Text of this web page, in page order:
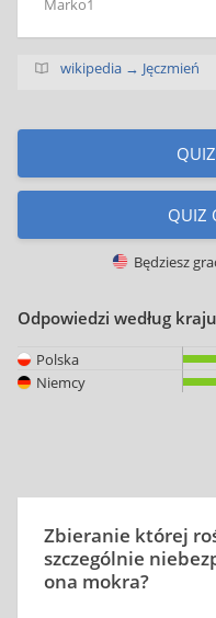
Marko1
wikipedia → Jęczmień
QUIZ
Będziesz
Odpowiedzi według kraju
Polska
Niemcy
Zbieranie której
szczególnie
ona mokra?